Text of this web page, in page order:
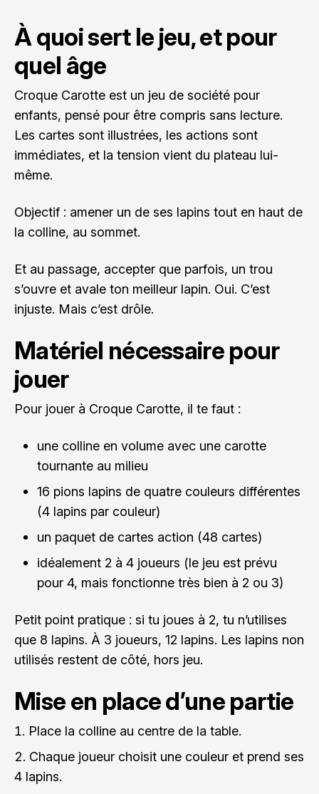
À quoi sert le jeu, et pour
quel âge
Croque Carotte est un jeu de société pour
enfants, pensé pour être compris sans lecture.
Les cartes sont illustrées, les actions sont
immédiates, et la tension vient du plateau lui-
même.
Objectif : amener un de ses lapins tout en haut de
la colline, au sommet.
Et au passage, accepter que parfois, un trou
s’ouvre et avale ton meilleur lapin. Oui. C’est
injuste. Mais c’est drôle.
Matériel nécessaire pour
jouer
Pour jouer à Croque Carotte, il te faut :
une colline en volume avec une carotte
tournante au milieu
16 pions lapins de quatre couleurs différentes
(4 lapins par couleur)
un paquet de cartes action (48 cartes)
idéalement 2 à 4 joueurs (le jeu est prévu
pour 4, mais fonctionne très bien à 2 ou 3)
Petit point pratique : si tu joues à 2, tu n’utilises
que 8 lapins. À 3 joueurs, 12 lapins. Les lapins non
utilisés restent de côté, hors jeu.
Mise en place d’une partie
Place la colline au centre de la table.
Chaque joueur choisit une couleur et prend ses
4 lapins.